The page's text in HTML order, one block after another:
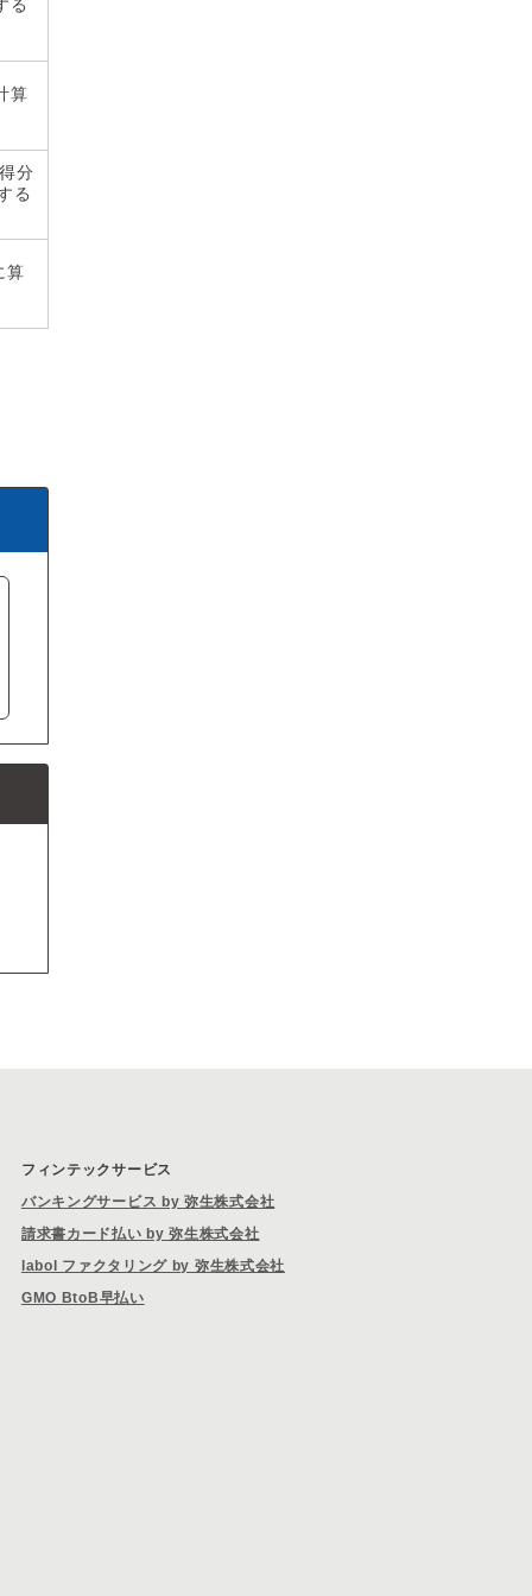
る
算
分
る
算
フィンテックサービス
バンキングサービス by 弥生株式会社
請求書カード払い by 弥生株式会社
labol ファクタリング by 弥生株式会社
GMO BtoB早払い